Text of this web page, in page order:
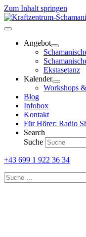
Zum Inhalt springen
Angebot
Ekstasetanz
Kalender
Workshops
Blog
Infobox
Kontakt
Für Hörer: Radio
Search
Suche
+43 699 1 922 36 34